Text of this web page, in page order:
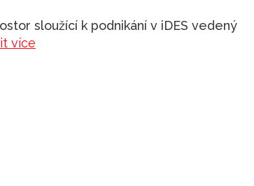
sloužící k podnikání v iDES vedený
více